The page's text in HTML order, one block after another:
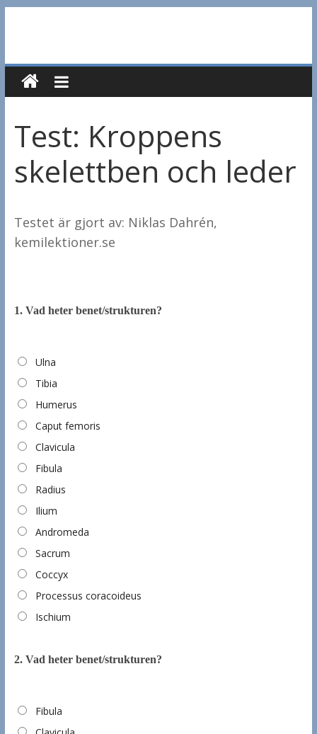
Test: Kroppens
skelettben och leder
Testet är gjort av: Niklas Dahrén,
kemilektioner.se
1. Vad heter benet/strukturen?
Ulna
Tibia
Humerus
Caput femoris
Clavicula
Fibula
Radius
Ilium
Andromeda
Sacrum
Coccyx
Processus coracoideus
Ischium
2. Vad heter benet/strukturen?
Fibula